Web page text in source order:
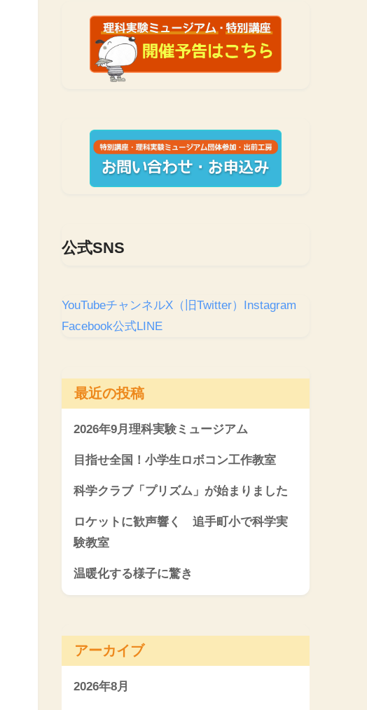
公式SNS
YouTubeチャンネルX（旧Twitter） Instagram
Facebook公式LINE
最近の投稿
2026年9月理科実験ミュージアム
目指せ全国！小学生ロボコン工作教室
科学クラブ「プリズム」が始まりました
ロケットに歓声響く 追手町小で科学実
験教室
温暖化する様子に驚き
アーカイブ
2026年8月